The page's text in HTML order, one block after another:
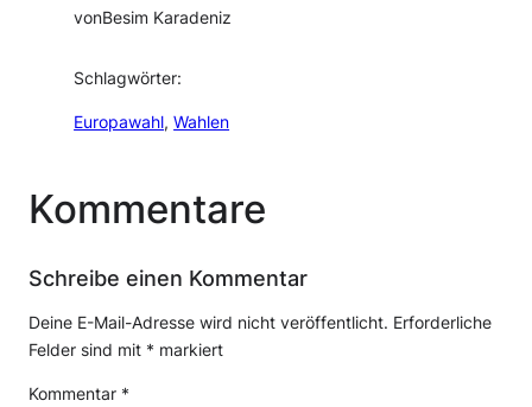
vonBesim Karadeniz
Schlagwörter:
Europawahl, Wahlen
Kommentare
Schreibe einen Kommentar
Deine E-Mail-Adresse wird nicht veröffentlicht. Erforderliche
Felder sind mit * markiert
Kommentar *